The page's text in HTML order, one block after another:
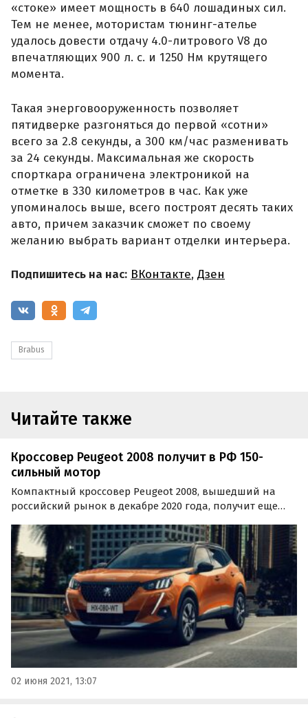
«стоке» имеет мощность в 640 лошадиных сил.
Тем не менее, мотористам тюнинг-ателье
удалось довести отдачу 4.0-литрового V8 до
впечатляющих 900 л. с. и 1250 Нм крутящего
момента.
Такая энерговооруженность позволяет
пятидверке разгоняться до первой «сотни»
всего за 2.8 секунды, а 300 км/час разменивать
за 24 секунды. Максимальная же скорость
спорткара ограничена электроникой на
отметке в 330 километров в час. Как уже
упоминалось выше, всего построят десять таких
авто, причем заказчик сможет по своему
желанию выбрать вариант отделки интерьера.
Подпишитесь на нас: ВКонтакте, Дзен
Brabus
Читайте также
Кроссовер Peugeot 2008 получит в РФ 150-
сильный мотор
Компактный кроссовер Peugeot 2008, вышедший на
российский рынок в декабре 2020 года, получит еще
Расширенное Одобрение типа транспортного средства
(ОТТС) на паркетник появилось в открытой базе…
02 июня 2021, 13:07